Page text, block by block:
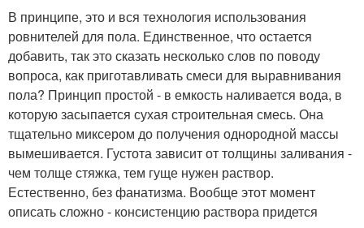
В принципе, это и вся технология использования
ровнителей для пола. Единственное, что остается
добавить, так это сказать несколько слов по поводу
вопроса, как приготавливать смеси для выравнивания
пола? Принцип простой - в емкость наливается вода, в
которую засыпается сухая строительная смесь. Она
тщательно миксером до получения однородной массы
вымешивается. Густота зависит от толщины заливания -
чем толще стяжка, тем гуще нужен раствор.
Естественно, без фанатизма. Вообще этот момент
описать сложно - консистенцию раствора придется